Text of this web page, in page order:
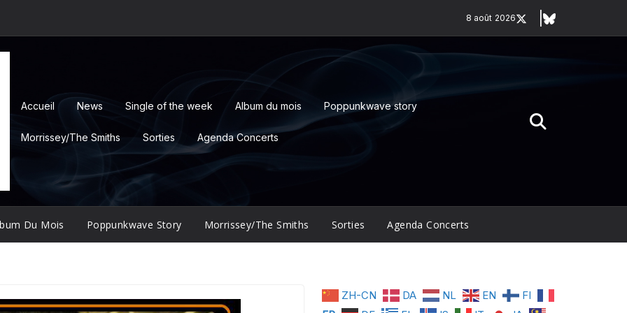
8 août 2026
Accueil News Single of the week Album du mois Poppunkwave story
Morrissey/The Smiths Sorties Agenda Concerts
Du Mois Poppunkwave Story Morrissey/The Smiths Sorties Agenda Concerts
ZH-CN DA NL EN
FI